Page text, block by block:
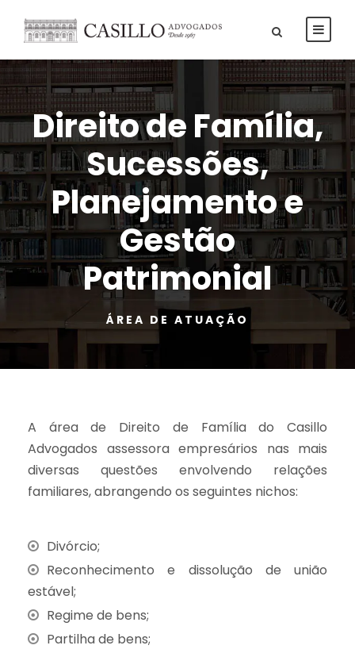
Direito de Família,
Sucessões,
Planejamento e
Gestão
Patrimonial
ÁREA DE ATUAÇÃO
A área de Direito de Família do Casillo
Advogados assessora empresários nas mais
diversas questões envolvendo relações
familiares, abrangendo os seguintes nichos:
Divórcio;
Reconhecimento e dissolução de união
estável;
Regime de bens;
Partilha de bens;